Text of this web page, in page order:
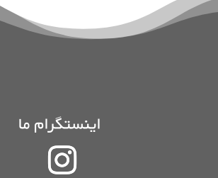
اینستگرام ما